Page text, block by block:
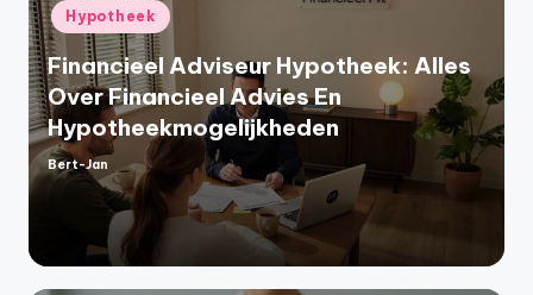
Geplaatst
in
Hypotheek
Financieel Adviseur Hypotheek: Alles
Over Financieel Advies En
Hypotheekmogelijkheden
Geplaatst
Bert-Jan